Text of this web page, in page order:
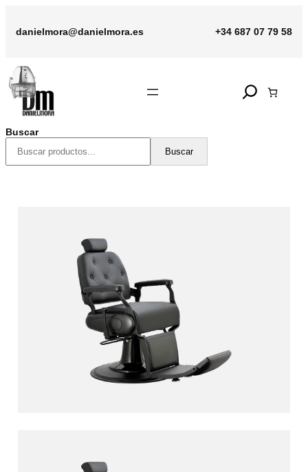
contenido
danielmora@danielmora.es +34 687 07 79 58
Search
Buscar
Buscar